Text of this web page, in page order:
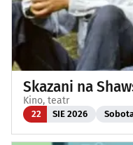
Skazani na
Kino, teatr
22 SIE 2026